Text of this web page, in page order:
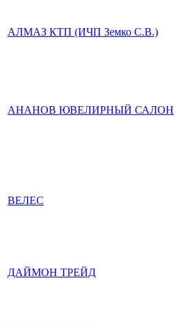
АЛМАЗ КТП (ИЧП Земко С.В.)
АНАНОВ ЮВЕЛИРНЫЙ САЛОН
ВЕЛЕС
ДАЙМОН ТРЕЙД